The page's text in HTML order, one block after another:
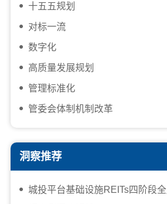
十五五规划
对标一流
数字化
高质量发展规划
管理标准化
管委会体制机制改革
洞察推荐
城投平台基础设施REITs四阶段